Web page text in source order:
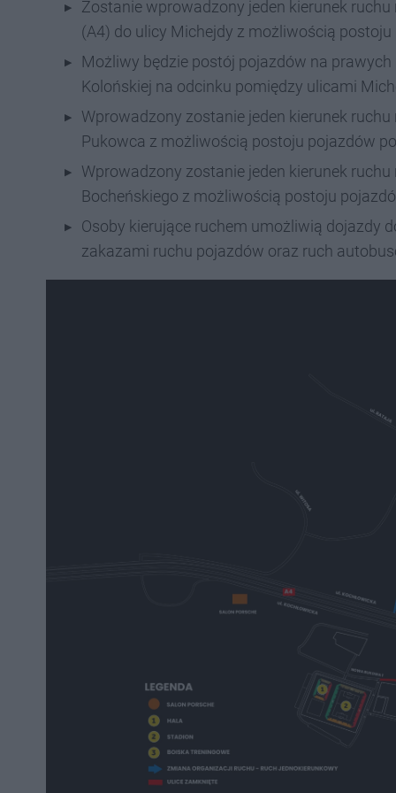
Zostanie wprowadzony jeden kierunek
(A4) do ulicy Michejdy z możliwością
Możliwy będzie postój pojazdów na
Kolońskiej na odcinku pomiędzy ulicami
Wprowadzony zostanie jeden kierunek
Pukowca z możliwością postoju pojazdów
Wprowadzony zostanie jeden kierunek
Bocheńskiego z możliwością postoju
Osoby kierujące ruchem umożliwią dojazdy
zakazami ruchu pojazdów oraz ruch